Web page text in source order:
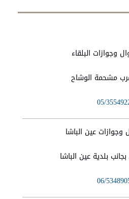
وجوازات البلقاء
مشحمة الوشاح
05/
عين الباشا
بلدية عين الباشا
06/